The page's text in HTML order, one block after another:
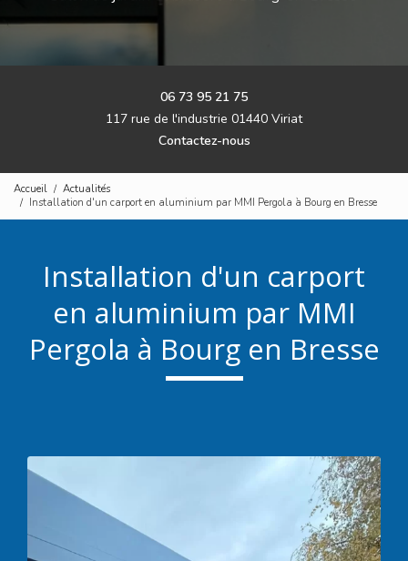
06 73 95 21 75
117 rue de l'industrie 01440 Viriat
Contactez-nous
Accueil
Actualités
Installation d'un carport en aluminium par MMI Pergola à Bourg en Bresse
Installation d'un carport
en aluminium par MMI
Pergola à Bourg en Bresse